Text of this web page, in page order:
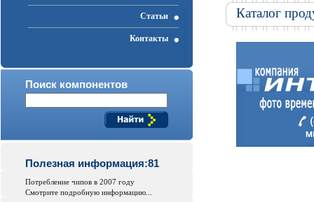
Статьи
Контакты
Поиск компонентов
Полезная информация:81
Потребление чипов в 2007 году
Смотрите подробную информацию...
Каталог